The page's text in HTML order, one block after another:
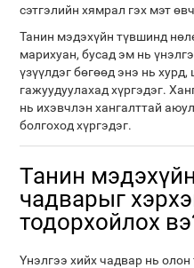
сэтгэлийн хямрал гэх мэт
Танин мэдэхүйн түвшинд
марихуан, бусад эм нь
үзүүлдэг бөгөөд энэ нь хурд,
гажуудуулахад хүргэдэг.
нь ихэвчлэн хангалттай
болгоход хүргэдэг.
Танин
чадварыг
тодорхойлох
Үнэлгээ хийх чадвар нь